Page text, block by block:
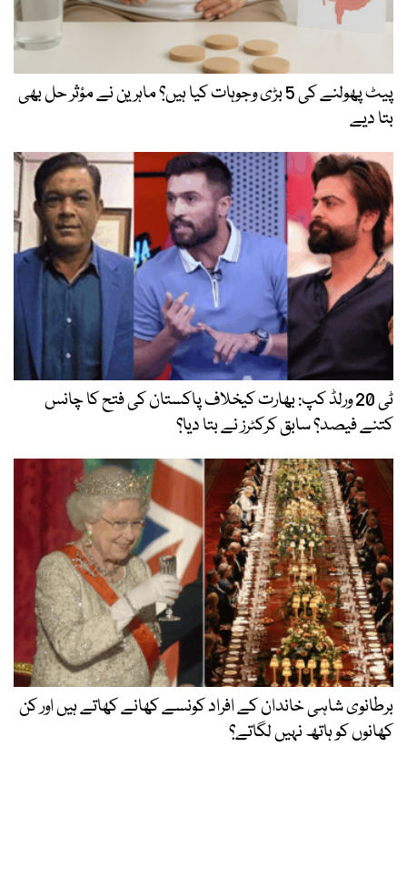
پیٹ پھولنے کی 5 بڑی وجوہات کیا ہیں؟ ماہرین نے مؤثر حل بھی
بتا دیے
ٹی 20 ورلڈ کپ: بھارت کیخلاف پاکستان کی فتح کا چانس
کتنے فیصد؟ سابق کرکٹرز نے بتا دیا؟
برطانوی شاہی خاندان کے افراد کونسے کھانے کھاتے ہیں اور کن
کھانوں کو ہاتھ نہیں لگاتے؟